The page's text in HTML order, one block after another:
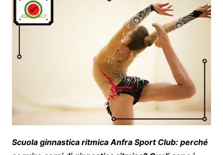
Scuola ginnastica ritmica Anfra Sport Club: perché